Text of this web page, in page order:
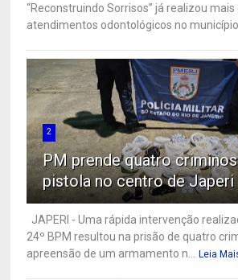
“Reconstruindo Sorrisos” já realizou mais
atendimentos odontológicos no município
2
PM prende quatro
pistola no centro de Japeri
JAPERI - Uma rápida intervenção
24º BPM resultou na prisão de quatro
apreensão de um armamento n...
Leia